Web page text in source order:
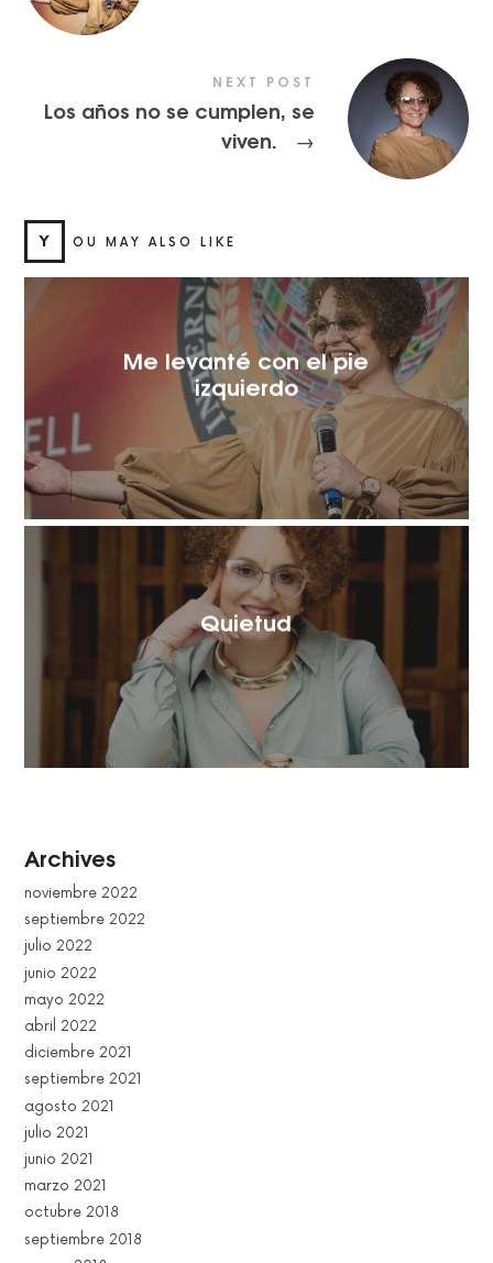
NEXT POST
Los años no se cumplen, se
viven.
→
Y OU MAY ALSO LIKE
Me levanté con el pie
izquierdo
Quietud
Archives
noviembre 2022
septiembre 2022
julio 2022
junio 2022
mayo 2022
abril 2022
diciembre 2021
septiembre 2021
agosto 2021
julio 2021
junio 2021
marzo 2021
octubre 2018
septiembre 2018